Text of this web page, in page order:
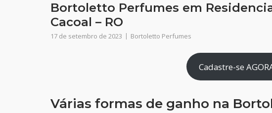
Bortoletto Perfumes em
Cacoal – RO
17 de setembro de 2023 Bortoletto Perfumes
Cadastre-se
Várias formas de ganho na